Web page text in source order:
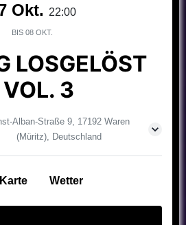
Okt. 22:00
BIS 08 OKT.
LOSGELÖST
VOL. 3
Alban-Straße 9, 17192 Waren
(Müritz), Deutschland
Karte Wetter